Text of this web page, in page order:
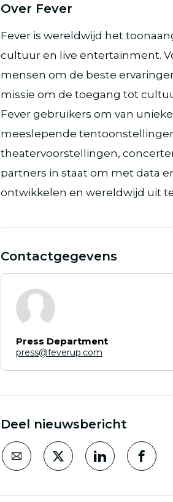
Over Fever
Fever is wereldwijd het
cultuur en live entertainment.
mensen om de beste
missie om de toegang tot
Fever gebruikers om van
meeslepende
theatervoorstellingen,
partners in staat om met data
ontwikkelen en wereldwijd uit
Contactgegevens
Press Department
press@feverup.com
Deel nieuwsbericht